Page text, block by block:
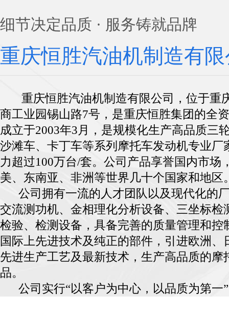
细节决定品质 · 服务铸就品牌
重庆恒胜汽油机制造有
重庆恒胜汽油机制造有限公司，位于重
商工业园锡山路7号，是重庆恒胜集团的全
成立于2003年3月，是规模化生产高品质三
沙滩车、卡丁车等系列摩托车发动机专业厂
力超过100万台/套。公司产品享誉国内市场
美、东南亚、非洲等世界几十个国家和地区
公司拥有一流的人才团队以及现代化的
交流测功机、金相理化分析设备、三坐标检
检验、检测设备，具备完善的质量管理和控
国际上先进技术及纯正的部件，引进欧洲、
先进生产工艺及最新技术，生产高品质的摩
品。
公司实行“以客户为中心，以品质为第一